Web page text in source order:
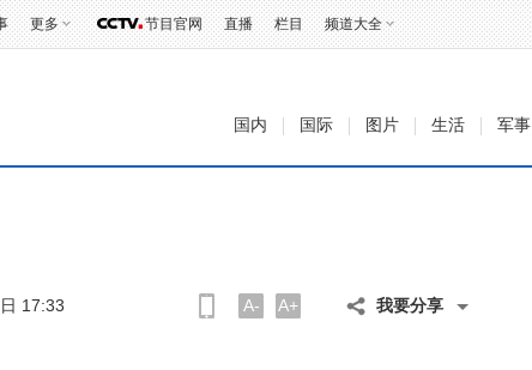
更多 节目官网 直播 栏目 频道大全
国内 国际 图片 生活 军事
17:33 A- A+ 我要分享